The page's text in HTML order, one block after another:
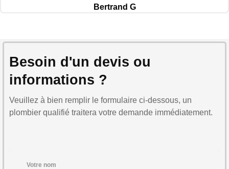
Bertrand G
Besoin d'un devis ou
informations ?
Veuillez à bien remplir le formulaire ci-dessous, un
plombier qualifié traitera votre demande immédiatement.
Votre nom